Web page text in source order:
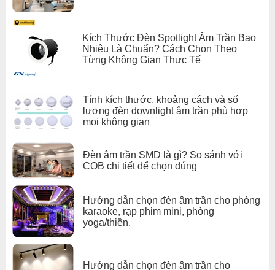
Đèn led âm trần Philips RS051B DIM GC Spotlight kết
hợp vớiWiZ Pro 1-10V Bridge Box I 220-240V
cho người dùng nhiều tiện ích thông minh và hiệu suất
WiZ Pro 1-10V Bridge Box I 220-240V là một bộ điều
khiển thông minh. Với khả năng kết nối wifi, người dùng
có thể điều khiển đèn led từ xa thông qua ứng dụng điện
thoại hoặc qua remote.
Kết hợp với WiZ Pro 1-10V Bridge Box I 220-240V, đèn
led âm trần Philips RS051B DIM GC Spotlight trở nên
thông minh hơn bao giờ hết. Người dùng có thể điều
chỉnh độ sáng của đèn theo nhu cầu của mình, cũng như
tạo các kịch bản chiếu sáng thông minh để tăng tính tiện
dụng và tiết kiệm năng lượng.
Kích Thước Đèn Spotlight Âm Trần Bao
Nhiêu Là Chuẩn? Cách Chọn Theo
Từng Không Gian Thực Tế
Tính kích thước, khoảng cách và số
lượng đèn downlight âm trần phù hợp
mọi không gian
Đèn âm trần SMD là gì? So sánh với
COB chi tiết để chọn đúng
Hướng dẫn chọn đèn âm trần cho phòng
karaoke, rạp phim mini, phòng
yoga/thiền.
Hướng dẫn chọn đèn âm trần cho